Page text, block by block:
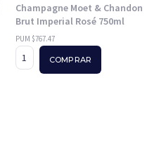
Champagne Moet & Chandon
Brut Imperial Rosé 750ml
PUM $767.47
COMPRAR